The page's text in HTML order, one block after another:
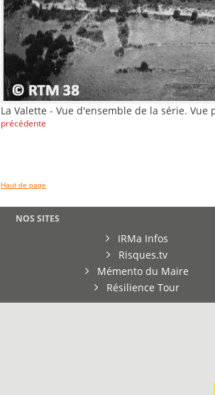
La Valette - Vue d'ensemble de la série.
précédente
Haut de page
NOS SITES
IRMa Infos
Risques.tv
Mémento du Maire
Résilience Tour